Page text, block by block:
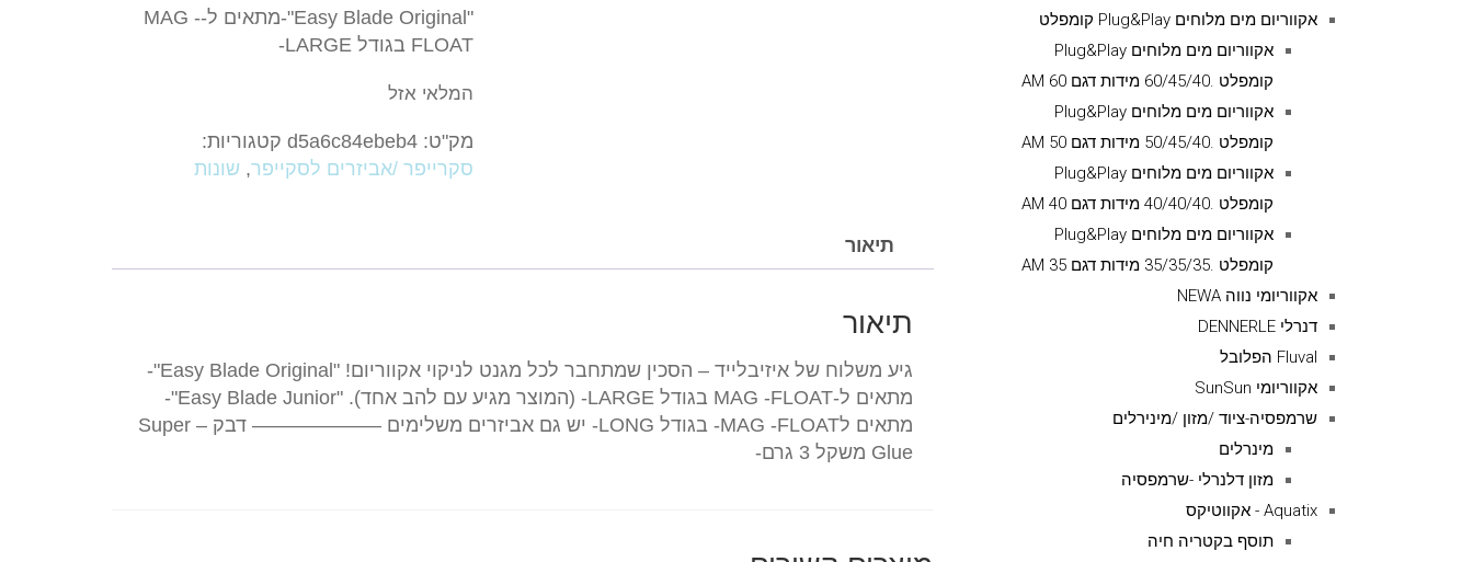
"Easy Blade Original"-מתאים ל-MAG -
FLOAT בגודל LARGE-
המלאי אזל
מק"ט: d5a6c84ebeb4 קטגוריות:
סקרייפר /אביזרים לסקייפר, שונות
תיאור
תיאור
גיע משלוח של איזיבלייד – הסכין שמתחבר לכל מגנט לניקוי אקווריום! "Easy Blade Original"-
מתאים ל-MAG -FLOAT בגודל LARGE- (המוצר מגיע עם להב אחד). "Easy Blade Junior"-
מתאים לMAG -FLOAT- בגודל LONG- יש גם אביזרים משלימים ——————– דבק – Super
Glue משקל 3 גרם-
אקווריום מים מלוחים Plug&Play קומפלט
אקווריום מים מלוחים Plug&Play
קומפלט .60/45/40 מידות דגם AM 60
אקווריום מים מלוחים Plug&Play
קומפלט .50/45/40 מידות דגם AM 50
אקווריום מים מלוחים Plug&Play
קומפלט .40/40/40 מידות דגם AM 40
אקווריום מים מלוחים Plug&Play
קומפלט .35/35/35 מידות דגם AM 35
אקווריומי נווה NEWA
דנרלי DENNERLE
Fluval הפלובל
אקווריומי SunSun
שרמפסיה-ציוד /מזון /מינירלים
מינרלים
מזון דלנרלי -שרמפסיה
Aquatix - אקווטיקס
תוסף בקטריה חיה